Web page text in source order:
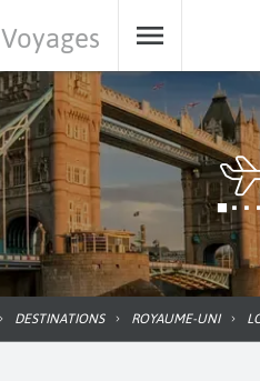
Voyages
DESTINATIONS ROYAUME-UNI